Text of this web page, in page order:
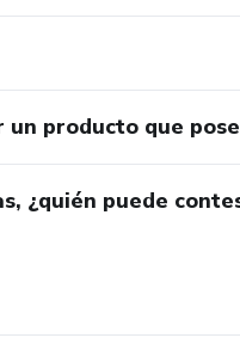
un producto que
¿quién puede